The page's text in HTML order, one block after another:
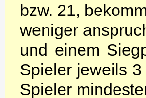
bzw. 21,
weniger
und einem
Spieler jeweils
Spieler